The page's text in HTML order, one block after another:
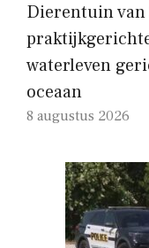
Dierentuin van
waterleven
oceaan
8 augustus 2026